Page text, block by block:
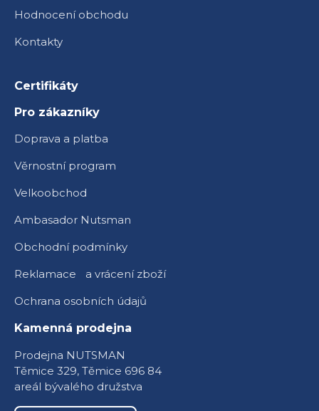
Hodnocení obchodu
Kontakty
Certifikáty
Pro zákazníky
Doprava a platba
Věrnostní program
Velkoobchod
Ambasador Nutsman
Obchodní podmínky
Reklamace a vrácení zboží
Ochrana osobních údajů
Kamenná prodejna
Prodejna NUTSMAN
Těmice 329, Těmice 696 84
areál bývalého družstva